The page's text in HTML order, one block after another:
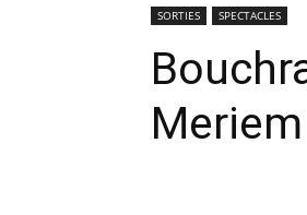
SORTIES SPECTACLES